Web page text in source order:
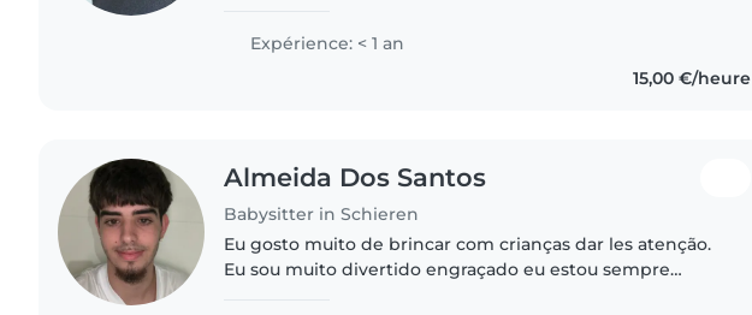
Expérience: < 1 an
15,00 €/heure
Almeida Dos Santos
Babysitter in Schieren
Eu gosto muito de brincar com crianças dar les atenção.
Eu sou muito divertido engraçado eu estou sempre